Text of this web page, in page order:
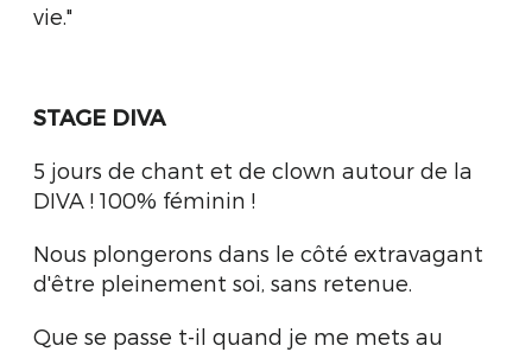
vie."
STAGE DIVA
5 jours de chant et de clown autour de la
DIVA ! 100% féminin !
Nous plongerons dans le côté extravagant
d'être pleinement soi, sans retenue.
Que se passe t-il quand je me mets au